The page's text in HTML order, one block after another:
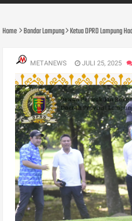
Home Bandar Lampung Ketua DPRD Lampung
METANEWS JULI 25, 2025